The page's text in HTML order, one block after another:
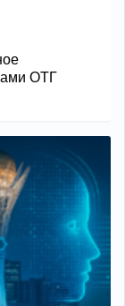
ОТГ